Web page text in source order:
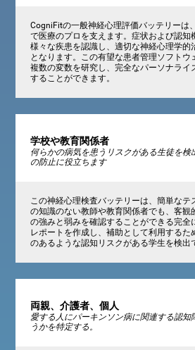
CogniFitの一般神経心理評価バッテリーは
で医療のプロを支えます。症状および認知
様々な疾患を認識し、適切な神経心理学的
となります。この有望な患者管理ソフトウ
複数の変数を研究し、完全なパーソナライ
することができます。
学校や教育関係者
何らかの病気を患うリスクがある生徒を検
の防止に役立ちます
この神経心理検査バッテリーは、簡単なテ
の知識のない教師や教育関係者でも、客観
の強みと弱みを確認することができる完全
レポートを作成し、補助として利用するた
のあるような認知リスクがある学生を検出
両親、介護者、個人
愛する人にパーキンソン病に関連する認知
うかを特定する。